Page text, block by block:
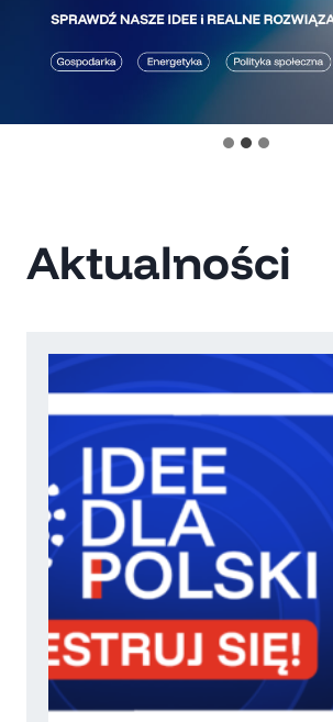
Aktualności